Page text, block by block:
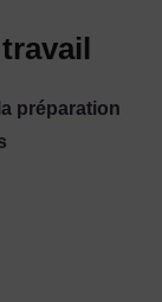
préparation